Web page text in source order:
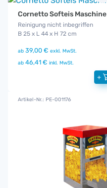
Cornetto Softeis Maschine
Reinigung nicht inbegriffen
B 25 x L 44 x H 72 cm
ab 39,00 € exkl. MwSt.
ab 46,41 € inkl. MwSt.
+
Artikel-Nr.: PE-001176